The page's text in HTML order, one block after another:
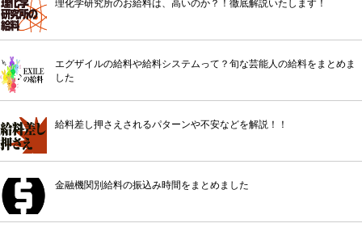
理化学研究所のお給料は、高いのか？！徹底解説いたします！
エグザイルの給料や給料システムって？旬な芸能人の給料をまとめま
した
給料差し押さえされるパターンや不安などを解説！！
金融機関別給料の振込み時間をまとめました